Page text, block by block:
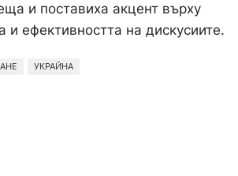
и поставиха акцент върху
и ефективността на дискусиите.
УКРАЙНА